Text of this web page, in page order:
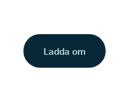
Ladda om